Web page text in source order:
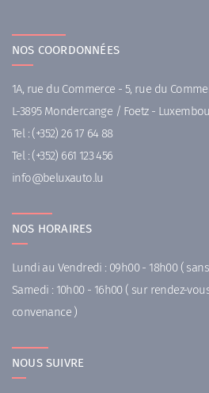
NOS COORDONNÉES
1A, rue du Commerce - 5, rue du
L-3895 Mondercange / Foetz -
Tel : (+352) 26 17 64 88
Tel : (+352) 661 123 456
ul.otuax
uleb@of
ni
NOS HORAIRES
Lundi au Vendredi : 09h00 - 18h00 (
Samedi : 10h00 - 16h00 ( sur rendez-
convenance )
NOUS SUIVRE